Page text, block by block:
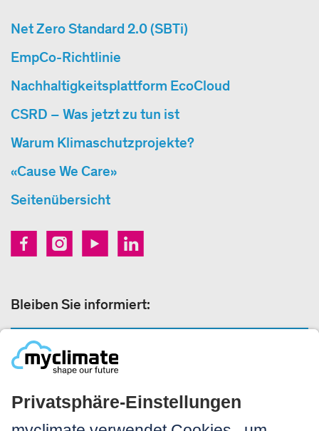
Net Zero Standard 2.0 (SBTi)
EmpCo-Richtlinie
Nachhaltigkeitsplattform EcoCloud
CSRD – Was jetzt zu tun ist
Warum Klimaschutzprojekte?
«Cause We Care»
Seitenübersicht
Bleiben Sie informiert:
Rechtliches: